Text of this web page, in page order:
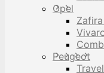
Opel
Peugeot